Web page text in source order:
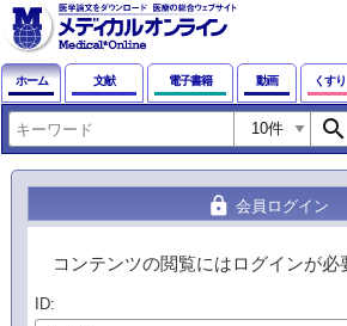
ホーム 文献 電子書籍 動画 くすり
search
lock 会員ログイン
コンテンツの閲覧にはログインが必
ID